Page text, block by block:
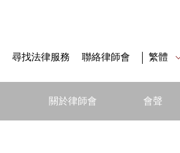
尋找法律服務 聯絡律師會 繁體
關於律師會 會聲